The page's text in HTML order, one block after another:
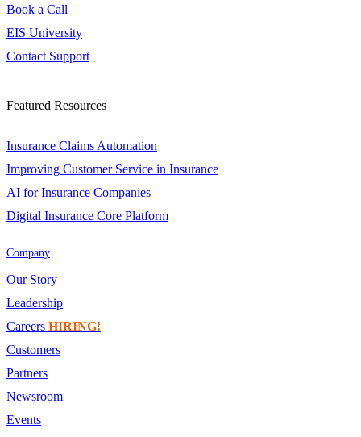
Book a Call
EIS University
Contact Support
Featured Resources
Insurance Claims Automation
Improving Customer Service in Insurance
AI for Insurance Companies
Digital Insurance Core Platform
Company
Our Story
Leadership
Careers HIRING!
Customers
Partners
Newsroom
Events